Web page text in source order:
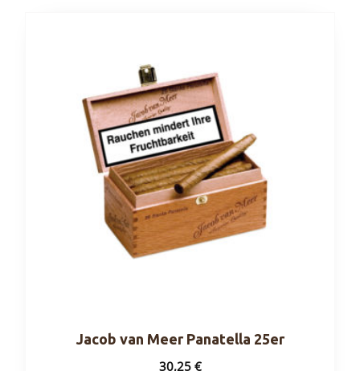
Jacob van Meer Panatella 25er
30,25€